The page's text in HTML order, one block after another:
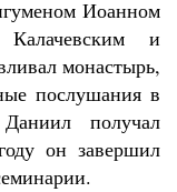
Иоанном
и
монастырь,
послушания в
получал
он завершил